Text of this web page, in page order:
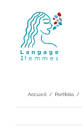
content
Accueil / Portfolio /